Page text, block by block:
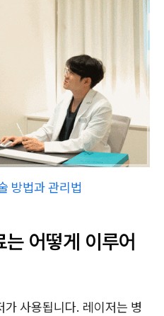
방법과 관리법
어떻게 이루어
사용됩니다. 레이저는 병